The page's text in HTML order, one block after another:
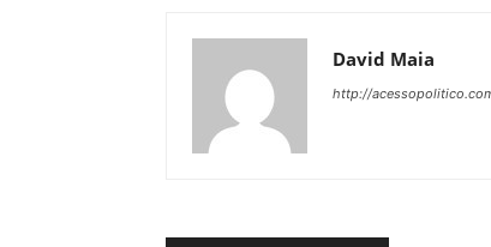
David Maia
http://